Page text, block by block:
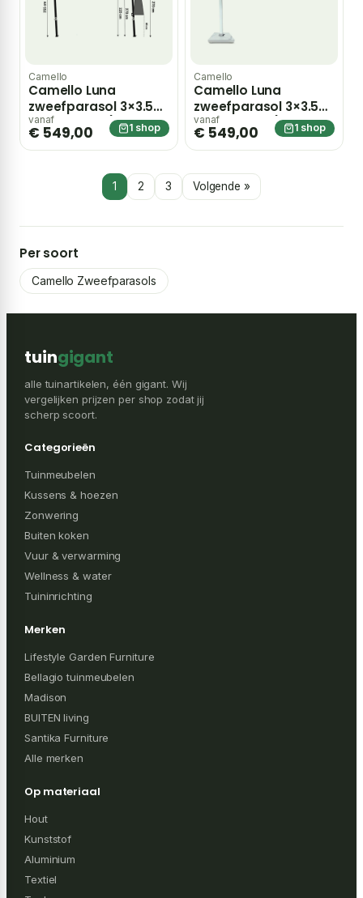
Camello
Camello Luna
zweefparasol 3×3.5m
S2 Excellent (excl.
voet) – Grijs-
antraciet
vanaf
€ 549,00 1 shop
Camello
Camello Luna
zweefparasol 3×3.5m
S2 Excellent (excl.
voet) – Grijs-
antraciet
vanaf
€ 549,00 1 shop
1 2 3 Volgende »
Per soort
Camello Zweefparasols
tuingigant
alle tuinartikelen, één gigant. Wij
vergelijken prijzen per shop zodat jij
scherp scoort.
Categorieën
Tuinmeubelen
Kussens & hoezen
Zonwering
Buiten koken
Vuur & verwarming
Wellness & water
Tuininrichting
Merken
Lifestyle Garden Furniture
Bellagio tuinmeubelen
Madison
BUITEN living
Santika Furniture
Alle merken
Op materiaal
Hout
Kunststof
Aluminium
Textiel